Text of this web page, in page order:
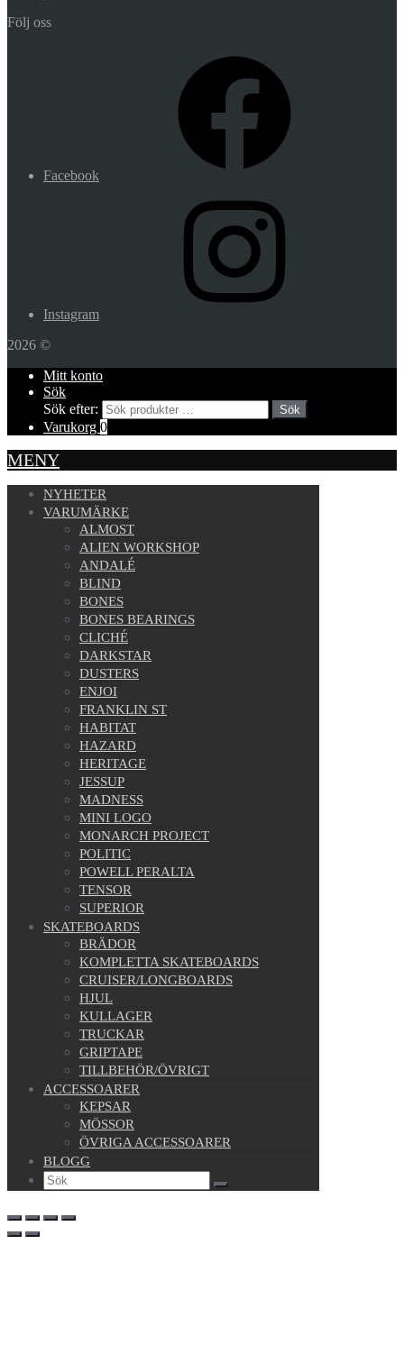
Följ oss
Facebook
Instagram
2026 ©
Mitt konto
Sök
Sök efter:
Sök
Varukorg 0
MENY
NYHETER
VARUMÄRKE
ALMOST
ALIEN WORKSHOP
ANDALÉ
BLIND
BONES
BONES BEARINGS
CLICHÉ
DARKSTAR
DUSTERS
ENJOI
FRANKLIN ST
HABITAT
HAZARD
HERITAGE
JESSUP
MADNESS
MINI LOGO
MONARCH PROJECT
POLITIC
POWELL PERALTA
TENSOR
SUPERIOR
SKATEBOARDS
BRÄDOR
KOMPLETTA SKATEBOARDS
CRUISER/LONGBOARDS
HJUL
KULLAGER
TRUCKAR
GRIPTAPE
TILLBEHÖR/ÖVRIGT
ACCESSOARER
KEPSAR
MÖSSOR
ÖVRIGA ACCESSOARER
BLOGG